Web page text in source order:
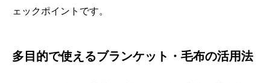
ェックポイントです。
多目的で使えるブランケット・毛布の活用法